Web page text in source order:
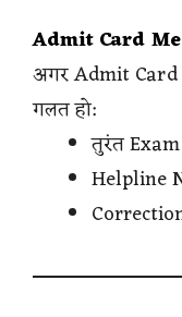
Admit Card
अगर Admit Card
गलत हो:
तुरंत
Helpline